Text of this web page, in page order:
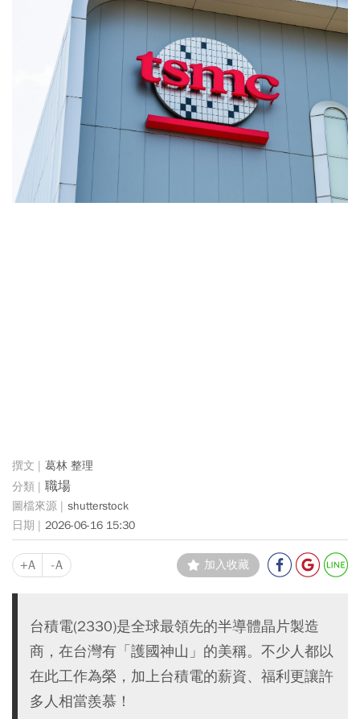
葛林 整理
職場
shutterstock
2026-06-16 15:30
+A -A 加入收藏
台積電(2330)是全球最領先的半導體晶片製造
商，在台灣有「護國神山」的美稱。不少人都以
在此工作為榮，加上台積電的薪資、福利更讓許
多人相當羨慕！